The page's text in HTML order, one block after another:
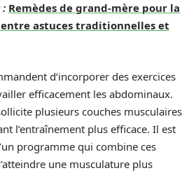
: Remèdes de grand-mère pour la
astuces traditionnelles et
d’incorporer des exercices
efficacement les abdominaux.
plusieurs couches musculaires
l’entraînement plus efficace. Il est
programme qui combine ces
une musculature plus